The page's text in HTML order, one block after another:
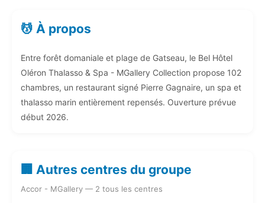
💆 À propos
Entre forêt domaniale et plage de Gatseau, le Bel Hôtel
Oléron Thalasso & Spa - MGallery Collection propose 102
chambres, un restaurant signé Pierre Gagnaire, un spa et
thalasso marin entièrement repensés. Ouverture prévue
début 2026.
🏢 Autres centres du groupe
Accor - MGallery — 2 tous les centres